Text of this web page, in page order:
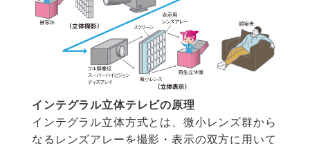
インテグラル立体テレビの原理
インテグラル立体方式とは、微小レンズ群から
なるレンズアレーを撮影・表示の双方に用いて